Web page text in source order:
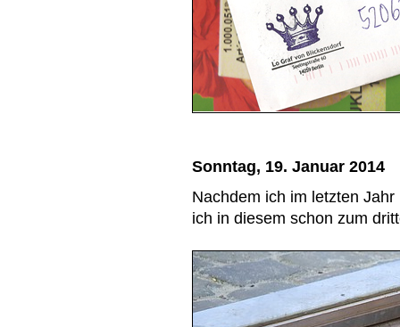
Sonntag, 19. Januar 2014
Nachdem ich im letzten
ich in diesem schon zum